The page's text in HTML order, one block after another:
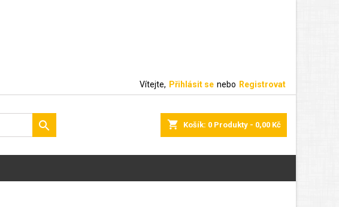
Vítejte, Přihlásit se nebo Registrovat
shopping_cart Košík: 0 Produkty - 0,00 Kč
